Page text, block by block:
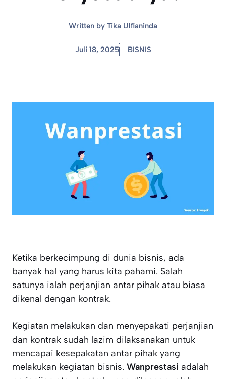
Written by Tika Ulfianinda
Juli 18, 2025 BISNIS
Ketika berkecimpung di dunia bisnis, ada
banyak hal yang harus kita pahami. Salah
satunya ialah perjanjian antar pihak atau biasa
dikenal dengan kontrak.
Kegiatan melakukan dan menyepakati perjanjian
dan kontrak sudah lazim dilaksanakan untuk
mencapai kesepakatan antar pihak yang
melakukan kegiatan bisnis. Wanprestasi adalah